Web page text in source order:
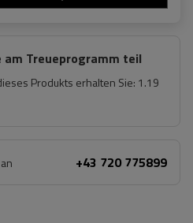
am Treueprogramm teil
Produkts erhalten Sie: 1.19
+43 720 775899